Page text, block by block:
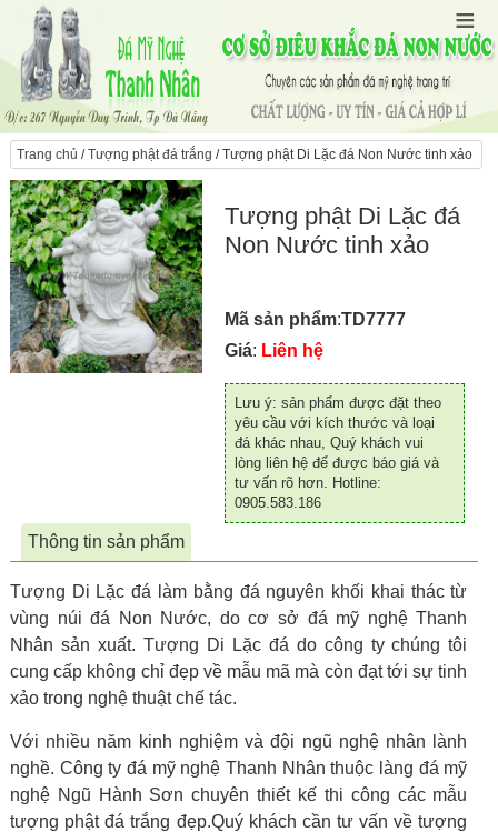
Trang chủ /Tượng phật đá trắng / Tượng phật Di Lặc đá Non Nước tinh xảo
Tượng phật Di Lặc đá
Non Nước tinh xảo
Mã sản phẩm:TD7777
Giá: Liên hệ
Lưu ý: sản phẩm được đặt theo
yêu cầu với kích thước và loại
đá khác nhau, Quý khách vui
lòng liên hệ để được báo giá và
tư vấn rõ hơn. Hotline:
0905.583.186
Thông tin sản phẩm
Tượng Di Lặc đá làm bằng đá nguyên khối khai thác từ
vùng núi đá Non Nước, do cơ sở đá mỹ nghệ Thanh
Nhân sản xuất. Tượng Di Lặc đá do công ty chúng tôi
cung cấp không chỉ đẹp về mẫu mã mà còn đạt tới sự tinh
xảo trong nghệ thuật chế tác.
Với nhiều năm kinh nghiệm và đội ngũ nghệ nhân lành
nghề. Công ty đá mỹ nghệ Thanh Nhân thuộc làng đá mỹ
nghệ Ngũ Hành Sơn chuyên thiết kế thi công các mẫu
tượng phật đá trắng đẹp.Quý khách cần tư vấn về tượng